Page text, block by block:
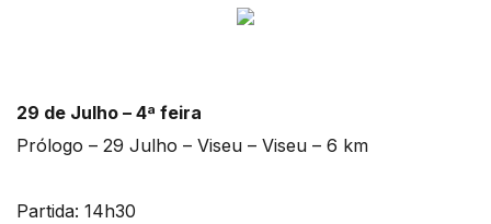
29 de Julho – 4ª feira
Prólogo – 29 Julho – Viseu – Viseu – 6 km
Partida: 14h30